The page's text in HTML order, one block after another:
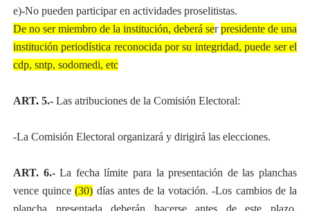
e)-No pueden participar en actividades proselitistas.
De no ser miembro de la institución, deberá serpresidente de una
institución periodística reconocida por su integridad, puede ser el
cdp, sntp, sodomedi, etc
ART. 5.-Las atribuciones de la Comisión Electoral:
-La Comisión Electoral organizará y dirigirá las elecciones.
ART. 6.-La fecha límite para la presentación de las planchas
vence quince(30) días antes de la votación. -Los cambios de la
plancha presentada deberán hacerse antes de este plazo.